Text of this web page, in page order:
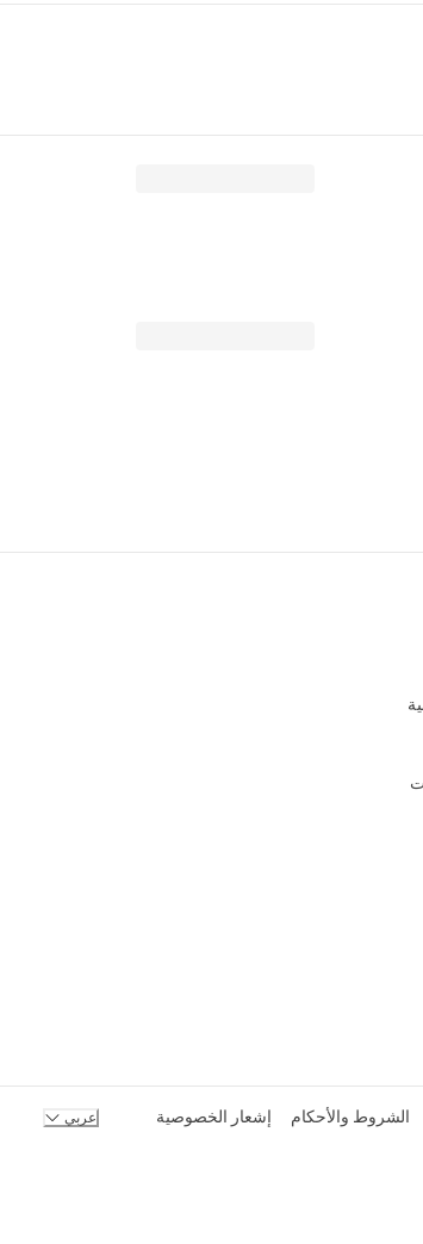
الشروط والأحكام إشعار الخصوصية عربي